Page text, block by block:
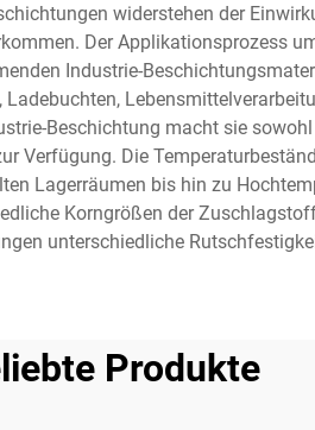
widerstehen der
Der Applikationsprozess
Industrie-
Beschichtung macht sie
Verfügung. Die
Lagerräumen bis hin zu
Korngrößen der
unterschiedliche
Produkte